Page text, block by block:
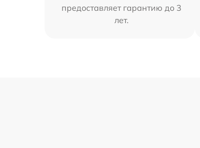
предоставляет гарантию до 3
лет.